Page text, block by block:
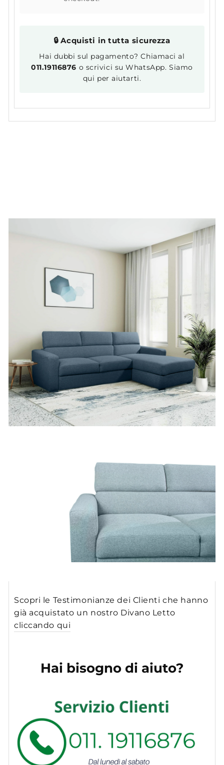
🔒 Acquisti in tutta sicurezza
Hai dubbi sul pagamento? Chiamaci al
011.19116876 o scrivici su WhatsApp. Siamo
qui per aiutarti.
Scopri le Testimonianze dei Clienti che hanno
già acquistato un nostro Divano Letto
cliccando qui
Hai bisogno di aiuto?